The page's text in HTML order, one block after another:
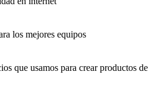
los mejores equipos
que usamos para crear productos de